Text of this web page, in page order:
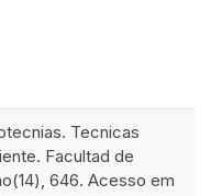
Tecnicas
Facultad de
646. Acesso em